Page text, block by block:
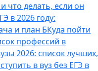
что делать, если он
в 2026 году:
и план БКуда пойти
профессий в
2026: список лучших,
в вуз без ЕГЭ в